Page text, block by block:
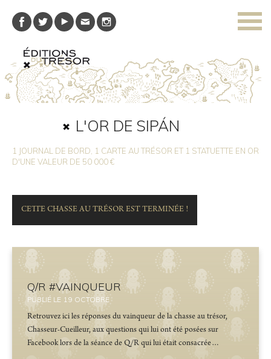
L'OR DE SIPÁN
1 JOURNAL DE BORD, 1 CARTE AU TRÉSOR ET 1 STATUETTE EN OR
D'UNE VALEUR DE 50 000 €
CETTE CHASSE AU TRÉSOR EST TERMINÉE !
Q/R #VAINQUEUR
PUBLIÉ LE 19 OCTOBRE
Retrouvez ici les réponses du vainqueur de la chasse au trésor,
Chasseur-Cueilleur, aux questions qui lui ont été posées sur
Facebook lors de la séance de Q/R qui lui était consacrée…